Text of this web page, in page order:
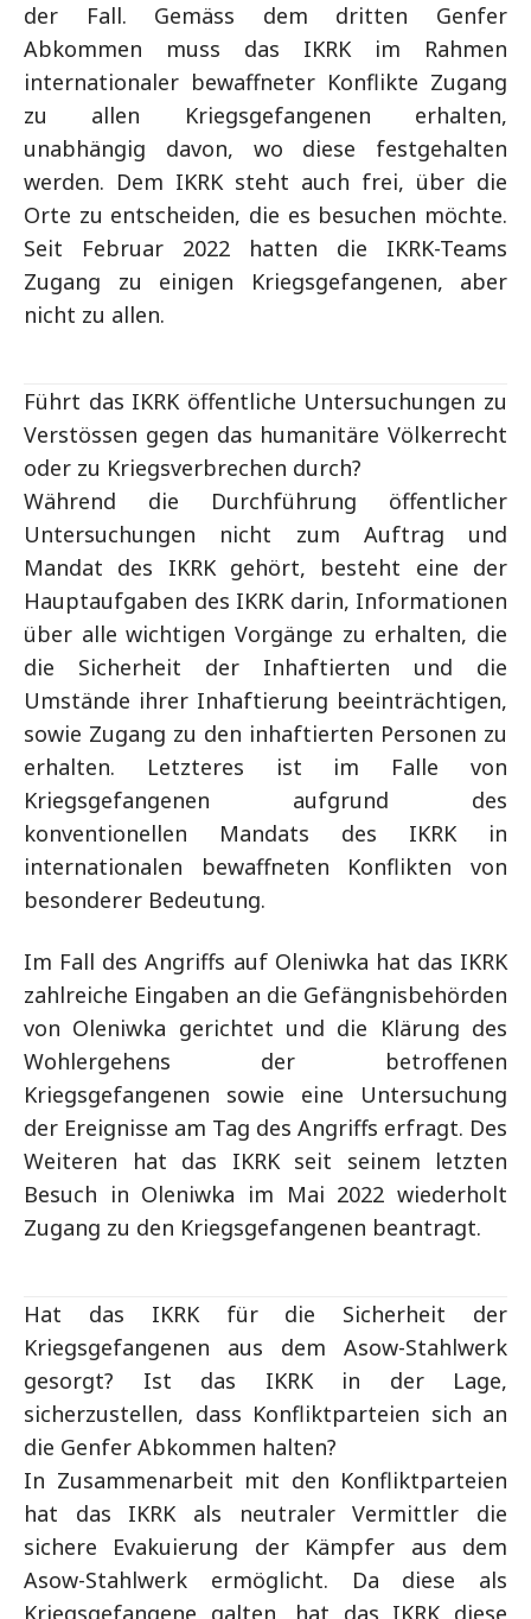
der Fall. Gemäss dem dritten Genfer
Abkommen muss das IKRK im Rahmen
internationaler bewaffneter Konflikte Zugang
zu allen Kriegsgefangenen erhalten,
unabhängig davon, wo diese festgehalten
werden. Dem IKRK steht auch frei, über die
Orte zu entscheiden, die es besuchen möchte.
Seit Februar 2022 hatten die IKRK-Teams
Zugang zu einigen Kriegsgefangenen, aber
nicht zu allen.
Führt das IKRK öffentliche Untersuchungen zu
Verstössen gegen das humanitäre Völkerrecht
oder zu Kriegsverbrechen durch?
Während die Durchführung öffentlicher
Untersuchungen nicht zum Auftrag und
Mandat des IKRK gehört, besteht eine der
Hauptaufgaben des IKRK darin, Informationen
über alle wichtigen Vorgänge zu erhalten, die
die Sicherheit der Inhaftierten und die
Umstände ihrer Inhaftierung beeinträchtigen,
sowie Zugang zu den inhaftierten Personen zu
erhalten. Letzteres ist im Falle von
Kriegsgefangenen aufgrund des
konventionellen Mandats des IKRK in
internationalen bewaffneten Konflikten von
besonderer Bedeutung.
Im Fall des Angriffs auf Oleniwka hat das IKRK
zahlreiche Eingaben an die Gefängnisbehörden
von Oleniwka gerichtet und die Klärung des
Wohlergehens der betroffenen
Kriegsgefangenen sowie eine Untersuchung
der Ereignisse am Tag des Angriffs erfragt. Des
Weiteren hat das IKRK seit seinem letzten
Besuch in Oleniwka im Mai 2022 wiederholt
Zugang zu den Kriegsgefangenen beantragt.
Hat das IKRK für die Sicherheit der
Kriegsgefangenen aus dem Asow-Stahlwerk
gesorgt? Ist das IKRK in der Lage,
sicherzustellen, dass Konfliktparteien sich an
die Genfer Abkommen halten?
In Zusammenarbeit mit den Konfliktparteien
hat das IKRK als neutraler Vermittler die
sichere Evakuierung der Kämpfer aus dem
Asow-Stahlwerk ermöglicht. Da diese als
Kriegsgefangene galten, hat das IKRK diese